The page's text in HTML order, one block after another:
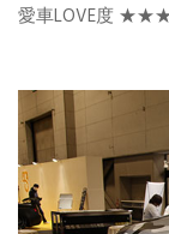
愛車LOVE度